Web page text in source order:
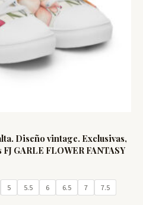
Diseño vintage. Exclusivas,
GARLE FLOWER FANTASY
5 5.5 6 6.5 7
7.5